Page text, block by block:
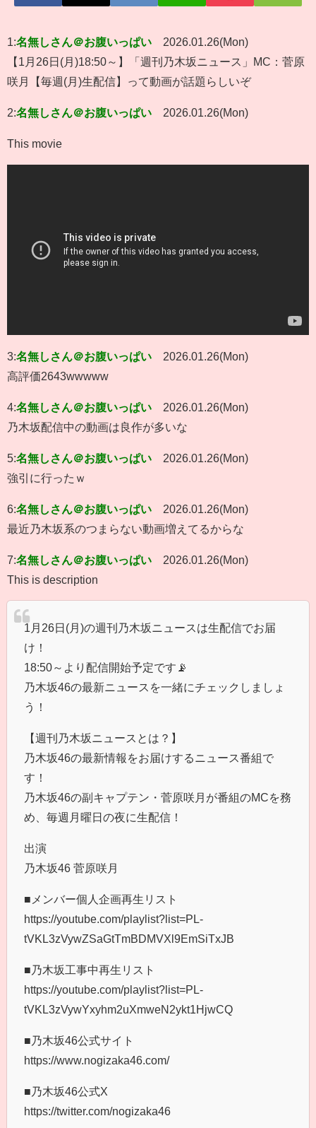
1:名無しさん＠お腹いっぱい
2026.01.26(Mon)
【1月26日(月)18:50～】「週刊乃木坂ニュース」MC：菅原
咲月【毎週(月)生配信】って動画が話題らしいぞ
2:名無しさん＠お腹いっぱい 2026.01.26(Mon)
This movie
3:名無しさん＠お腹いっぱい
2026.01.26(Mon)
高評価2643wwwww
4:名無しさん＠お腹いっぱい
2026.01.26(Mon)
乃木坂配信中の動画は良作が多いな
5:名無しさん＠お腹いっぱい
2026.01.26(Mon)
強引に行ったｗ
6:名無しさん＠お腹いっぱい
2026.01.26(Mon)
最近乃木坂系のつまらない動画増えてるからな
7:名無しさん＠お腹いっぱい
2026.01.26(Mon)
This is description
1月26日(月)の週刊乃木坂ニュースは生配信でお届
け！
18:50～より配信開始予定です📡
乃木坂46の最新ニュースを一緒にチェックしましょ
う！
【週刊乃木坂ニュースとは？】
乃木坂46の最新情報をお届けするニュース番組で
す！
乃木坂46の副キャプテン・菅原咲月が番組のMCを務
め、毎週月曜日の夜に生配信！
出演
乃木坂46 菅原咲月
■メンバー個人企画再生リスト
https://youtube.com/playlist?list=PL-
tVKL3zVywZSaGtTmBDMVXl9EmSiTxJB
■乃木坂工事中再生リスト
https://youtube.com/playlist?list=PL-
tVKL3zVywYxyhm2uXmweN2ykt1HjwCQ
■乃木坂46公式サイト
https://www.nogizaka46.com/
■乃木坂46公式X
https://twitter.com/nogizaka46